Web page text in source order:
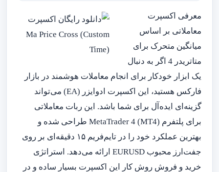
معرفی اکسپرت
معاملاتی بر اساس
میانگین متحرک برای
متاتریدر 4 اگر به دنبال
یک ابزار خودکار برای انجام معاملات هوشمند در بازار
فارکس هستید، این اکسپرت ادوایزر (EA) می‌تواند
گزینه‌ای ایده‌آل برای شما باشد. این ربات معاملاتی
برای پلتفرم MetaTrader 4 (MT4) طراحی شده و
بهترین عملکرد خود را در تایم‌فریم ۱۵ دقیقه‌ای بر روی
جفت‌ارز محبوب EURUSD ارائه می‌دهد. استراتژی
خرید و فروش روش کار این اکسپرت بسیار ساده و در